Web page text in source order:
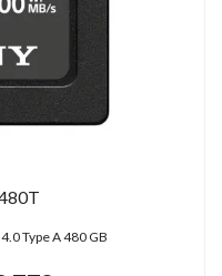
Type A 480 GB